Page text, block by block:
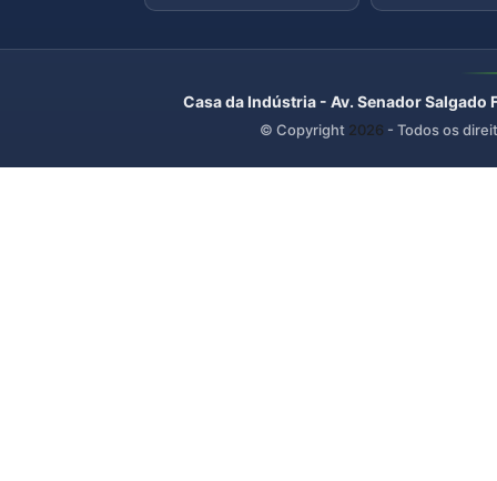
Casa da Indústria - Av. Senador
© Copyright 2026 - Todos os